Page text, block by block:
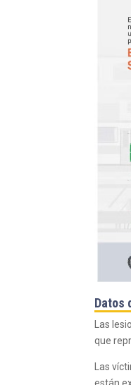
Datos
Las
que
Las
están